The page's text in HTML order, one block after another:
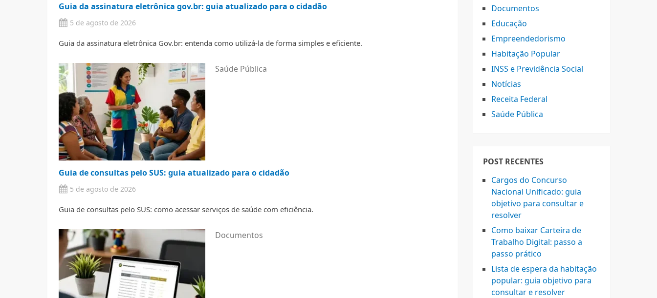
Guia da assinatura eletrônica gov.br: guia atualizado para o cidadão
5 de agosto de 2026
Guia da assinatura eletrônica Gov.br: entenda como utilizá-la de forma simples e eficiente.
Saúde Pública
Guia de consultas pelo SUS: guia atualizado para o cidadão
5 de agosto de 2026
Guia de consultas pelo SUS: como acessar serviços de saúde com eficiência.
Documentos
Documentos
Educação
Empreendedorismo
Habitação Popular
INSS e Previdência Social
Notícias
Receita Federal
Saúde Pública
POST RECENTES
Cargos do Concurso
Nacional Unificado: guia
objetivo para consultar e
resolver
Como baixar Carteira de
Trabalho Digital: passo a
passo prático
Lista de espera da habitação
popular: guia objetivo para
consultar e resolver